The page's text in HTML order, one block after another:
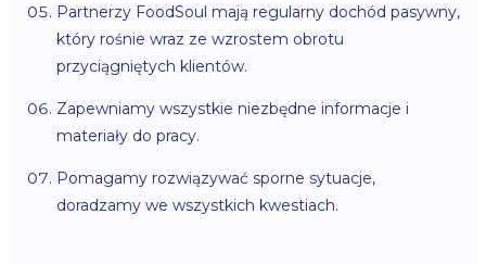
Partnerzy FoodSoul mają regularny dochód pasywny,
który rośnie wraz ze wzrostem obrotu
przyciągniętych klientów.
Zapewniamy wszystkie niezbędne informacje i
materiały do pracy.
Pomagamy rozwiązywać sporne sytuacje,
doradzamy we wszystkich kwestiach.